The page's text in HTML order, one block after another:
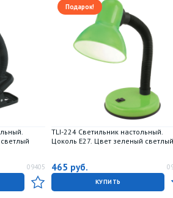
09405
Подарок!
TLI-224 Светильник настольный.
Цоколь E27. Цвет зеленый светлый
465 руб.
КУПИТЬ